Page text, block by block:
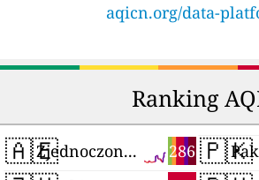
aqicn.org/data-
Ranking
🇦🇪 286
Zjednoczone Emiraty Arabskie 🇵🇰